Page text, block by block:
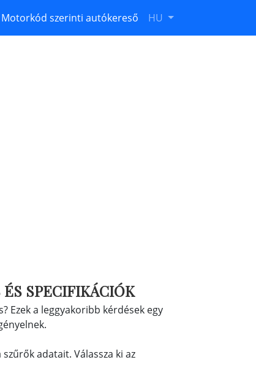
Motorkód szerinti autókereső HU
SPECIFIKÁCIÓK
Ezek a leggyakoribb kérdések egy
adatait. Válassza ki az